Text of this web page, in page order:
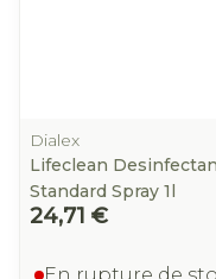
Dialex
Lifeclean
Standard Spray 1l
24,71 €